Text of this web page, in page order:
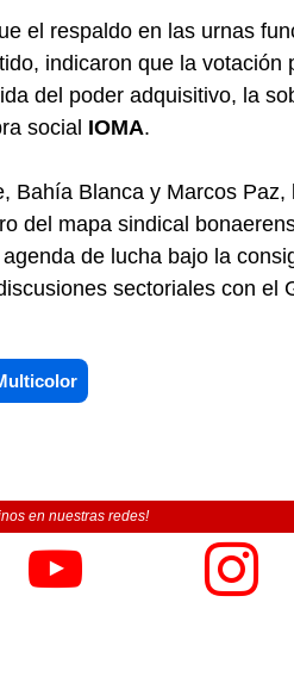
el respaldo en las urnas
indicaron que la votación
del poder adquisitivo, la
social IOMA.
Bahía Blanca y Marcos Paz,
del mapa sindical
de lucha bajo la
sectoriales con el
en nuestras redes!